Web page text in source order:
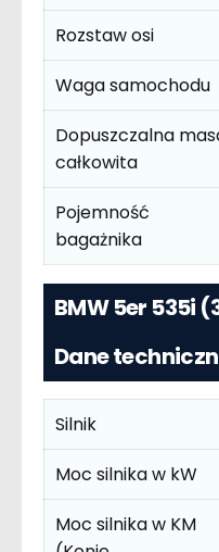
Rozstaw osi
Waga samochodu
Dopuszczalna
całkowita
Pojemność
bagażnika
BMW 5er 535i
Dane
Silnik
Moc silnika w kW
Moc silnika w KM